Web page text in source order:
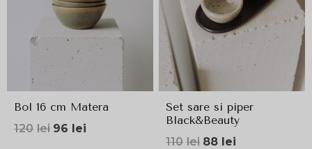
Bol 16 cm Matera
120 lei Prețul
96 lei
Set sare si piper
Black&Beauty
110 lei Prețul
88 lei